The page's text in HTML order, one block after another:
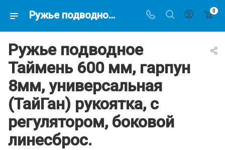
Ружье подводное Таймень 600 мм, гарпун 8мм, универсальная (ТайГан) рукоятка, с регулятором, боковой линесброс.. 15909.71 руб(скидка 0%), купить в интернет-магазине подводной охоты Водолаз.РФ в Москве. - 0
Ружье подводное
Таймень 600 мм, гарпун
8мм, универсальная
(ТайГан) рукоятка, с
регулятором, боковой
линесброс.